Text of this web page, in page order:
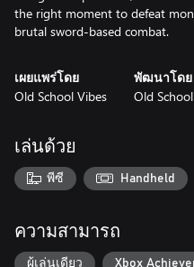
the right moment to defeat
brutal sword-based combat.
เผยแพร่โดย
Old School Vibes
พัฒนาโดย
Old
เล่นด้วย
พีซี Handheld
ความสามารถ
ผู้เล่นเดียว Xbox